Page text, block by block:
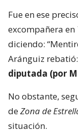
Fue en ese
excompañera en
diciendo:
Aránguiz rebatió:
diputada (por
No obstante,
deZona de
situación.